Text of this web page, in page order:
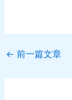
Post
← 前一篇文章